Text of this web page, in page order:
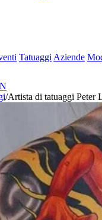
Tatuaggi Aziende
/Artista di tatuaggi Peter